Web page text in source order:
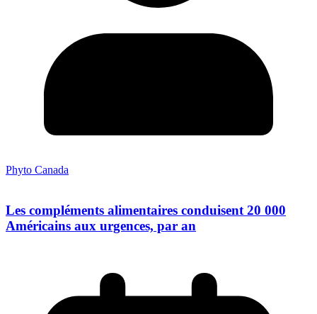
Phyto Canada
Les compléments alimentaires conduisent 20 000
Américains aux urgences, par an